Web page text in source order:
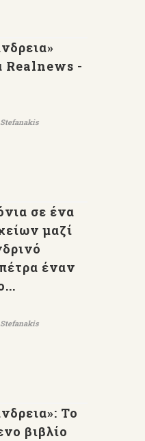
Realnews -
σε ένα
μαζί
έναν
Το
βιβλίο